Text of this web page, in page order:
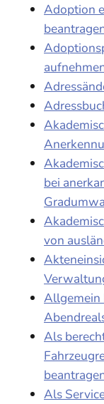
Adoption
bei
von
Allgemein
Als
Als